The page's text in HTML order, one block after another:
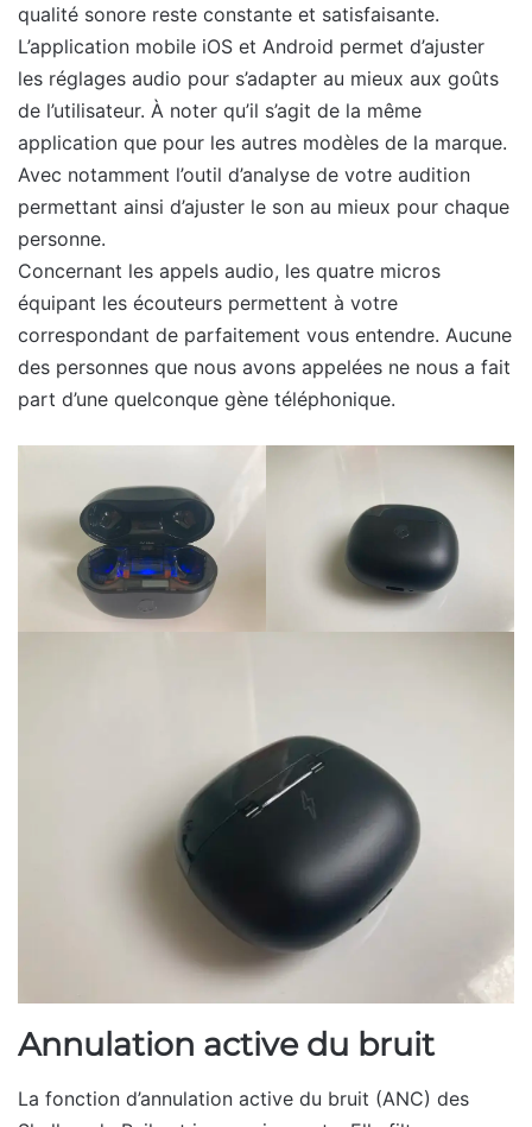
qualité sonore reste constante et satisfaisante.
L’application mobile iOS et Android permet d’ajuster
les réglages audio pour s’adapter au mieux aux goûts
de l’utilisateur. À noter qu’il s’agit de la même
application que pour les autres modèles de la marque.
Avec notamment l’outil d’analyse de votre audition
permettant ainsi d’ajuster le son au mieux pour chaque
personne.
Concernant les appels audio, les quatre micros
équipant les écouteurs permettent à votre
correspondant de parfaitement vous entendre. Aucune
des personnes que nous avons appelées ne nous a fait
part d’une quelconque gène téléphonique.
Annulation active du bruit
La fonction d’annulation active du bruit (ANC) des